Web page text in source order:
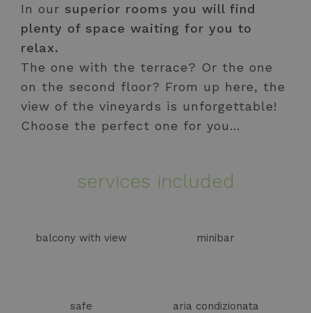
In our superior rooms you will find
plenty of space waiting for you to
relax.
The one with the terrace? Or the one
on the second floor? From up here, the
view of the vineyards is unforgettable!
Choose the perfect one for you…
services included
balcony with view minibar
safe aria condizionata